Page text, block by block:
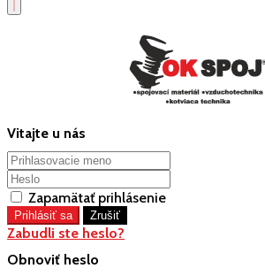
Vitajte u nás
Zapamätať prihlásenie
Zabudli ste heslo?
Obnoviť heslo